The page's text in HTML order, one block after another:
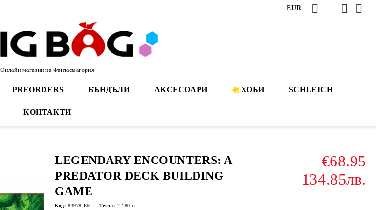
EUR
Онлайн магазин на Фантасмагория
PREORDERS БЪНДЪЛИ АКСЕСОАРИ ХОБИ SCHLEICH
КОНТАКТИ
LEGENDARY ENCOUNTERS: A
PREDATOR DECK BUILDING
GAME
€68.95
134.85лв.
Код: 83978-EN Тегло: 2.180 кг